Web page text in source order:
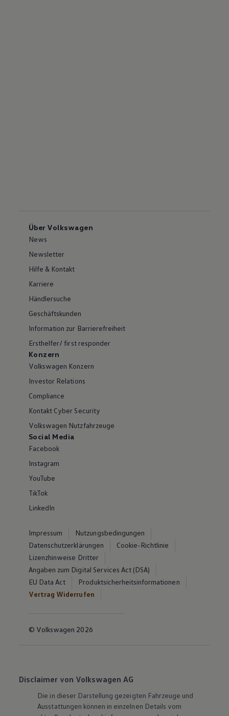
Über Volkswagen
News
Newsletter
Hilfe & Kontakt
Karriere
Händlersuche
Geschäftskunden
Information zur Barrierefreiheit
Ersthelfer/ first responder
Konzern
Volkswagen Konzern
Investor Relations
Compliance
Kontakt Cyber Security
Volkswagen Nutzfahrzeuge
Social Media
Facebook
Instagram
YouTube
TikTok
LinkedIn
Impressum
Nutzungsbedingungen
Datenschutzerklärungen
Cookie-Richtlinie
Lizenzhinweise Dritter
Angaben zum Digital Services Act (DSA)
EU Data Act
Produktsicherheitsinformationen
Vertrag Widerrufen
© Volkswagen 2026
Disclaimer von Volkswagen AG
Die in dieser Darstellung gezeigten Fahrzeuge und
Ausstattungen können in einzelnen Details vom